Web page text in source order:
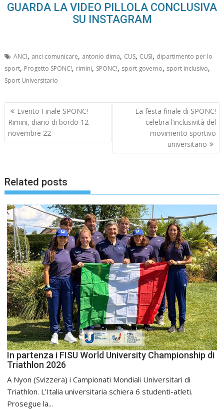
GUARDA LA VIDEO PILLOLA CONCLUSIVA
SU INSTAGRAM
ANCI, anci comunicare, antonio dima, CUS, CUSI, dipartimento per lo
sport, Progetto SPONC!, rimini, SPONC!, sport governo, sport inclusivo,
Sport Universitario
Navigazione
articoli
Evento Finale SPONC!
Rimini, diario di bordo 12
novembre 22
La festa finale di SPONC!
celebra l’inclusività del
movimento sportivo
universitario
Related posts
In partenza i FISU World University Championship di
Triathlon 2026
A Nyon (Svizzera) i Campionati Mondiali Universitari di
Triathlon. L’Italia universitaria schiera 6 studenti-atleti.
Prosegue la...